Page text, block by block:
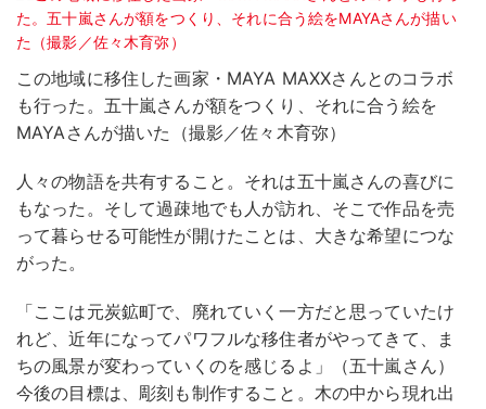
この地域に移住した画家・MAYA MAXXさんとのコラボ
も行った。五十嵐さんが額をつくり、それに合う絵を
MAYAさんが描いた（撮影／佐々木育弥）
人々の物語を共有すること。それは五十嵐さんの喜びに
もなった。そして過疎地でも人が訪れ、そこで作品を売
って暮らせる可能性が開けたことは、大きな希望につな
がった。
「ここは元炭鉱町で、廃れていく一方だと思っていたけ
れど、近年になってパワフルな移住者がやってきて、ま
ちの風景が変わっていくのを感じるよ」（五十嵐さん）
今後の目標は、彫刻も制作すること。木の中から現れ出